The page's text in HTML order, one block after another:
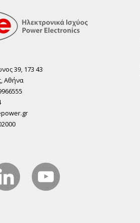
39, 173 43
Αθήνα